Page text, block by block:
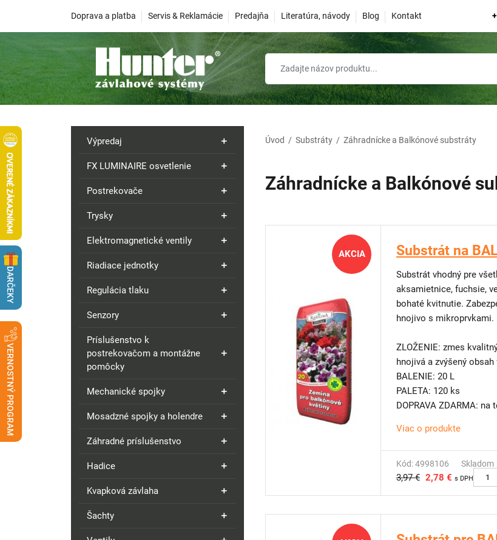
Doprava a platba Servis & Reklamácie Predajňa Literatúra, návody Blog Kontakt
Výpredaj
FX LUMINAIRE osvetlenie
Postrekovače
Trysky
Elektromagnetické ventily
Riadiace jednotky
Regulácia tlaku
Senzory
Príslušenstvo k
postrekovačom a montážne
pomôcky
Mechanické spojky
Mosadzné spojky a holendre
Záhradné príslušenstvo
Hadice
Kvapková závlaha
Šachty
Úvod / Substráty / Záhradnícke a Balkónové substráty
Záhradnícke a Balkónové
AKCIA Substrát na
Substrát vhodný pre
aksamietnice, fuchsie,
bohaté kvitnutie.
hnojivo s mikroprvkami.
ZLOŽENIE: zmes
hnojivá a zvýšený
BALENIE: 20 L
PALETA: 120 ks
DOPRAVA ZDARMA:
TIP OD NÁS: Máte málo
Skústevertikálne steny.
vertikálne zelené steny,
obmedzenom priestore.
Výhody, údržba a výber
Viac o produkte
Kód: 4998106 Skladom
3,97 € 2,78 € s DPH
DARČEKY
VERNOSTNÝ PROGRAM